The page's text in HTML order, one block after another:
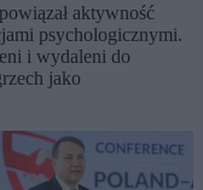
aktywność
psychologicznymi.
i wydaleni do
jako